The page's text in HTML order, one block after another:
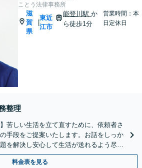
ことう法律事務所
滋
賀
県
東近
江市
能登川駅か
ら徒歩1分
営業時間：本
日定休日
整理
苦しい生活を立て直すために、依頼者さ
手段をご提案いたします。お話をしっか
を解決し安心して生活が送れるよう尽力
ください【分割払い対応可能】
料金表を見る